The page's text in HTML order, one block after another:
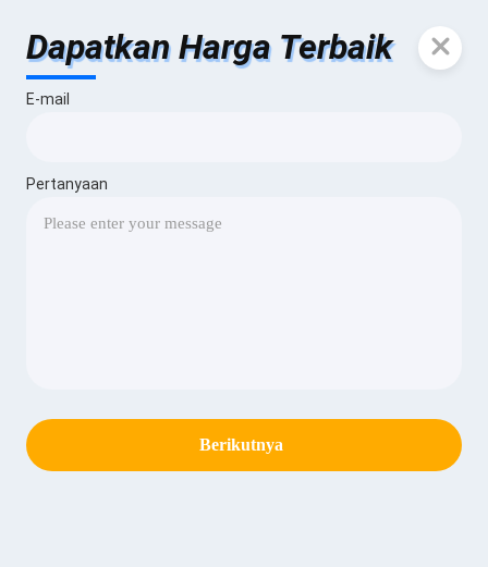
Dapatkan Harga Terbaik
E-mail
Pertanyaan
Berikutnya